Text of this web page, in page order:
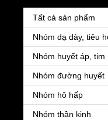
Tất cả sản phẩm
Nhóm dạ dày, tiêu
Nhóm huyết áp, tim
Nhóm đường huyết
Nhóm hô hấp
Nhóm thần kinh
TEgretol 200mg
94.000đ